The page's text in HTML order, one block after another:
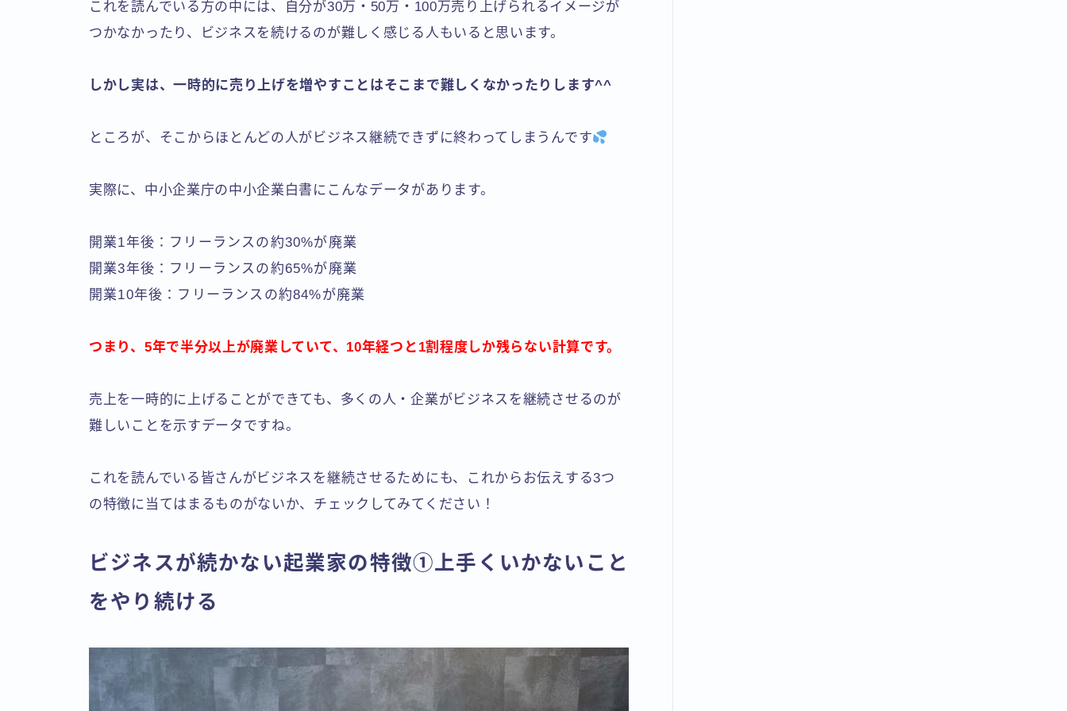
これを読んでいる方の中には、自分が30万・50万・100万売り上げられるイメージが
つかなかったり、ビジネスを続けるのが難しく感じる人もいると思います。
しかし実は、一時的に売り上げを増やすことはそこまで難しくなかったりします^^
ところが、そこからほとんどの人がビジネス継続できずに終わってしまうんです
実際に、中小企業庁の中小企業白書にこんなデータがあります。
開業1年後：フリーランスの約30%が廃業
開業3年後：フリーランスの約65%が廃業
開業10年後：フリーランスの約84%が廃業
つまり、5年で半分以上が廃業していて、10年経つと1割程度しか残らない計算です。
売上を一時的に上げることができても、多くの人・企業がビジネスを継続させるのが
難しいことを示すデータですね。
これを読んでいる皆さんがビジネスを継続させるためにも、これからお伝えする3つ
の特徴に当てはまるものがないか、チェックしてみてください！
ビジネスが続かない起業家の特徴①上手くいかないこと
をやり続ける